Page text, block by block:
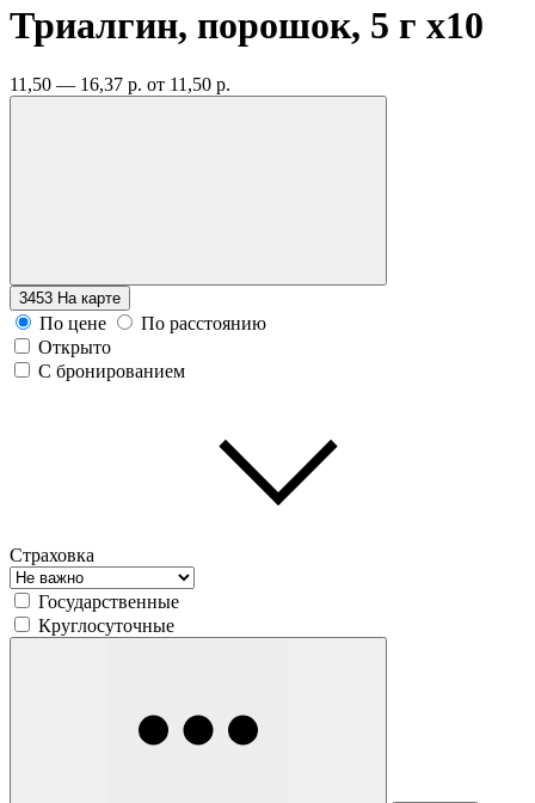
Триалгин, порошок, 5 г x10
11,50 — 16,37 р. от 11,50 р.
3453 На карте
По цене
По расстоянию
Открыто
С бронированием
Страховка
Государственные
Круглосуточные